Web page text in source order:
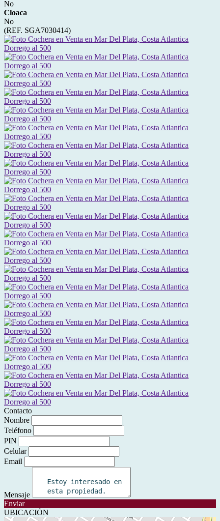
No
Cloaca
No
(REF. SGA7030414)
Contacto
Nombre
Teléfono
PIN
Celular
Email
Mensaje
Enviar
UBICACIÓN